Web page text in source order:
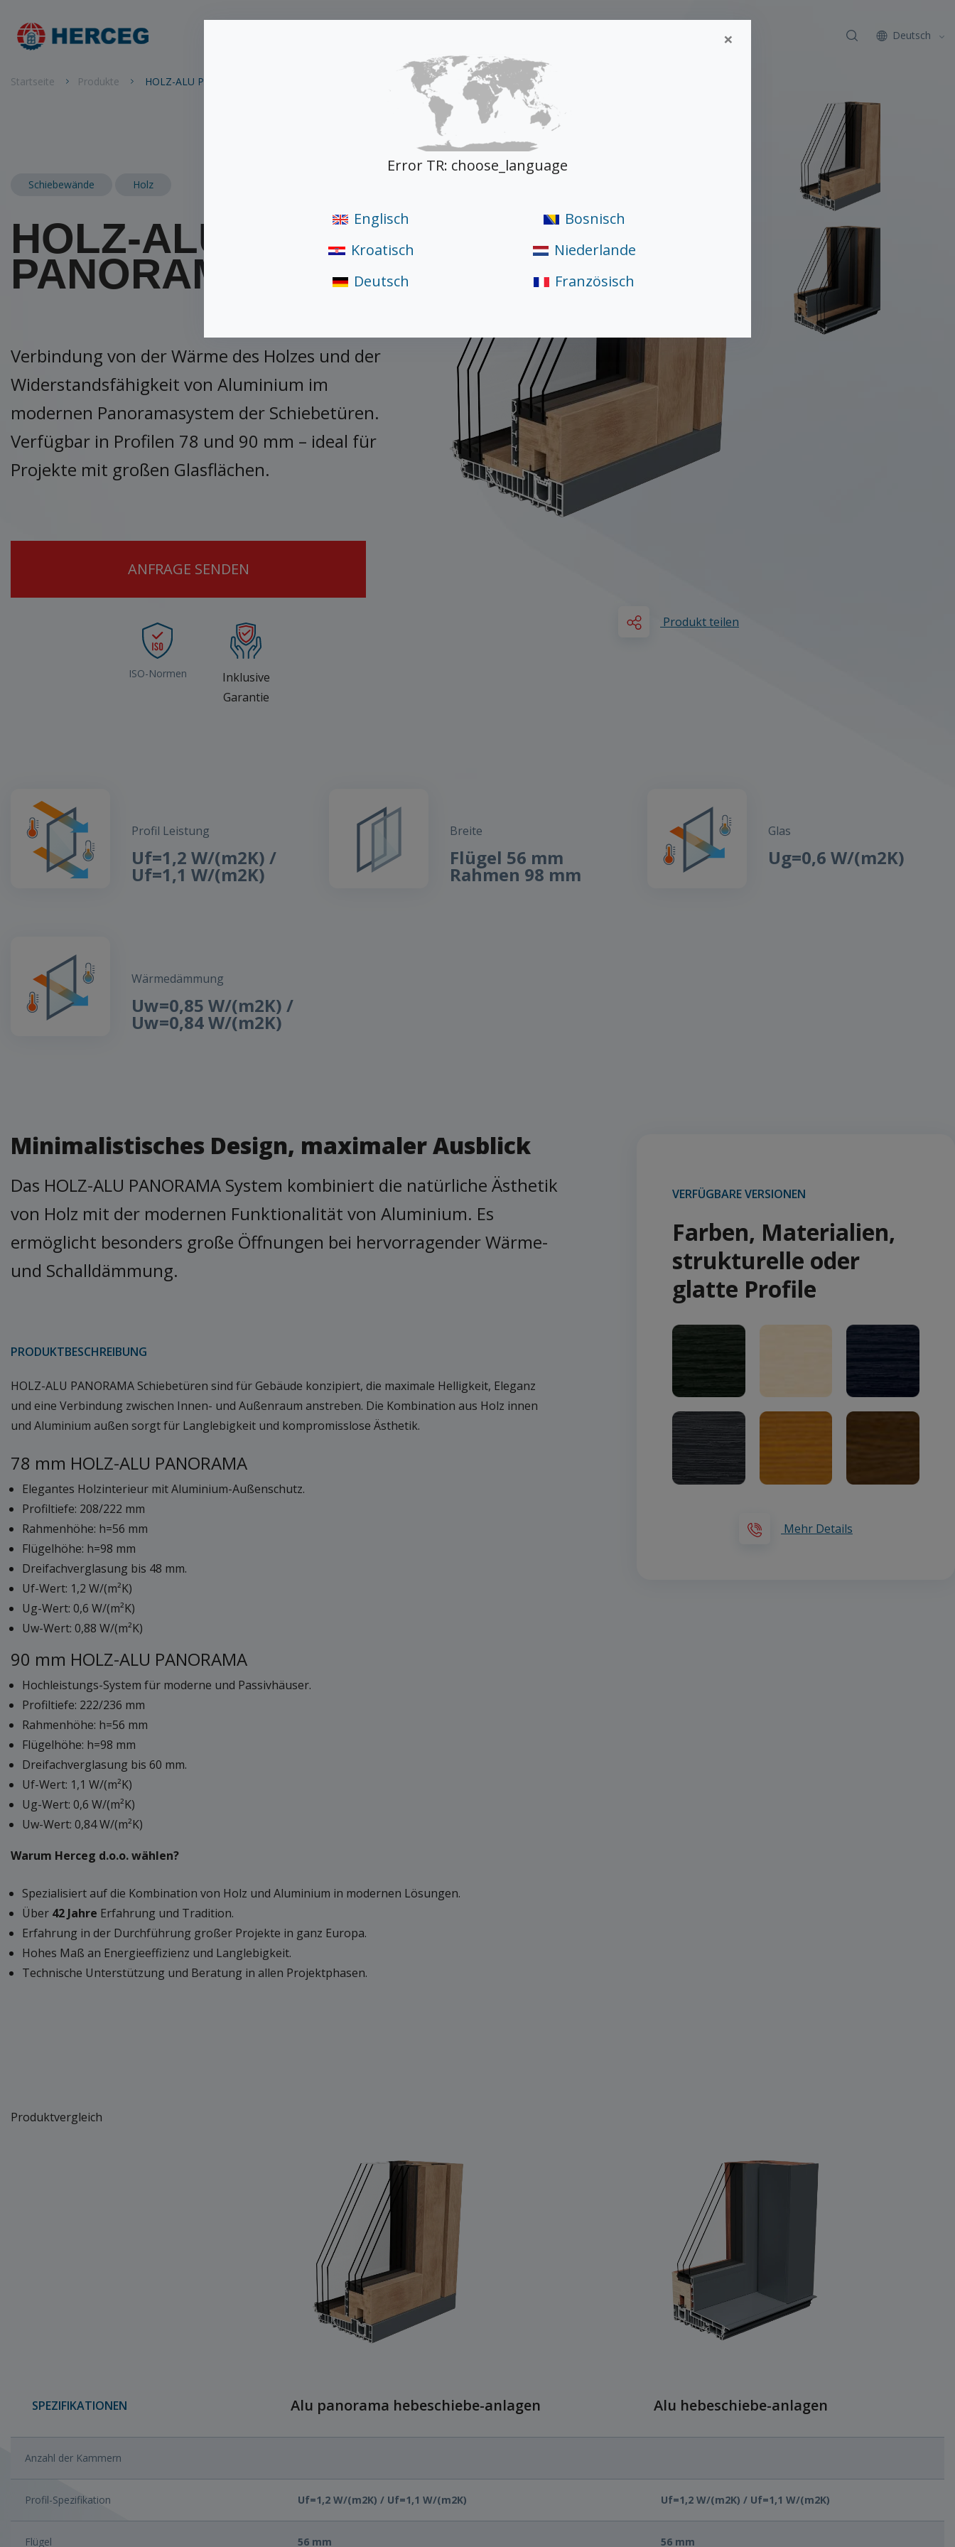
x Deutsch
Startseite Produkte HOLZ-ALU PANORAMA
Produkt teilen
Schiebewände Holz
HOLZ-ALU
PANORAMA
Verbindung von der Wärme des Holzes und der
Widerstandsfähigkeit von Aluminium im
modernen Panoramasystem der Schiebetüren.
Verfügbar in Profilen 78 und 90 mm – ideal für
Projekte mit großen Glasflächen.
ANFRAGE SENDEN
ISO-Normen
Inklusive
Garantie
Profil Leistung
Uf=1,2 W/(m2K) /
Uf=1,1 W/(m2K)
Breite
Flügel 56 mm
Rahmen 98 mm
Glas
Ug=0,6 W/(m2K)
Wärmedämmung
Uw=0,85 W/(m2K) /
Uw=0,84 W/(m2K)
Minimalistisches Design, maximaler Ausblick
Das HOLZ-ALU PANORAMA System kombiniert die natürliche Ästhetik
von Holz mit der modernen Funktionalität von Aluminium. Es
ermöglicht besonders große Öffnungen bei hervorragender Wärme-
und Schalldämmung.
PRODUKTBESCHREIBUNG
HOLZ-ALU PANORAMA Schiebetüren sind für Gebäude konzipiert, die maximale Helligkeit, Eleganz
und eine Verbindung zwischen Innen- und Außenraum anstreben. Die Kombination aus Holz innen
und Aluminium außen sorgt für Langlebigkeit und kompromisslose Ästhetik.
78 mm HOLZ-ALU PANORAMA
Elegantes Holzinterieur mit Aluminium-Außenschutz.
Profiltiefe: 208/222 mm
Rahmenhöhe: h=56 mm
Flügelhöhe: h=98 mm
Dreifachverglasung bis 48 mm.
Uf-Wert: 1,2 W/(m²K)
Ug-Wert: 0,6 W/(m²K)
Uw-Wert: 0,88 W/(m²K)
90 mm HOLZ-ALU PANORAMA
Hochleistungs-System für moderne und Passivhäuser.
Profiltiefe: 222/236 mm
Rahmenhöhe: h=56 mm
Flügelhöhe: h=98 mm
Dreifachverglasung bis 60 mm.
Uf-Wert: 1,1 W/(m²K)
Ug-Wert: 0,6 W/(m²K)
Uw-Wert: 0,84 W/(m²K)
Warum Herceg d.o.o. wählen?
Spezialisiert auf die Kombination von Holz und Aluminium in modernen Lösungen.
Über 42 Jahre Erfahrung und Tradition.
Erfahrung in der Durchführung großer Projekte in ganz Europa.
Hohes Maß an Energieeffizienz und Langlebigkeit.
Technische Unterstützung und Beratung in allen Projektphasen.
VERFÜGBARE VERSIONEN
Farben, Materialien,
strukturelle oder
glatte Profile
Mehr Details
Produktvergleich
SPEZIFIKATIONEN Alu panorama hebeschiebe-anlagen Alu hebeschiebe-anlagen
Anzahl der Kammern
Profil-Spezifikation Uf=1,2 W/(m2K) / Uf=1,1 W/(m2K) Uf=1,2 W/(m2K) / Uf=1,1 W/(m2K)
Flügel 56 mm 56 mm
×
Error TR: choose_language
Englisch
Kroatisch
Deutsch
Bosnisch
Niederlande
Französisch